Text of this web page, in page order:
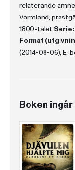
relaterande
Värmland,
1800-talet Serie:
Format
(2014-08-06); E-
Boken